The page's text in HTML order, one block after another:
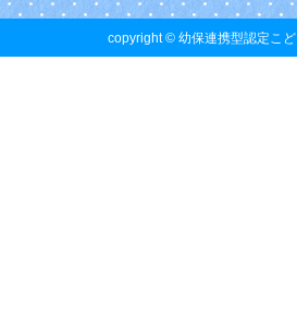
copyright © 幼保連携型認定こ